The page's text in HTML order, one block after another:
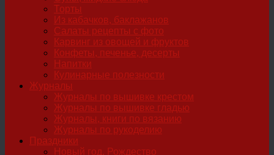
Торты
Из кабачков, баклажанов
Салаты рецепты с фото
Карвинг из овощей и фруктов
Конфеты, печенье, десерты
Напитки
Кулинарные полезности
Журналы
Журналы по вышивке крестом
Журналы по вышивке гладью
Журналы, книги по вязанию
Журналы по рукоделию
Праздники
Новый год, Рождество